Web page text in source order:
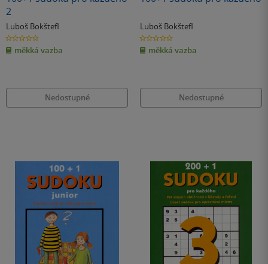
2
Luboš Bokštefl
0.0
z
5
hvězdiček
měkká vazba
Nedostupné
Luboš Bokštefl
0.0
z
5
hvězdiček
měkká vazba
Nedostupné